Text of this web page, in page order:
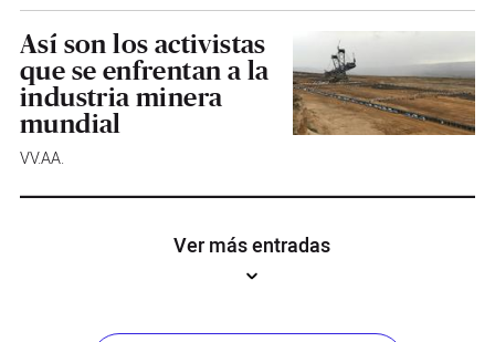
Así son los activistas
que se enfrentan a la
industria minera
mundial
VV.AA.
Ver más entradas